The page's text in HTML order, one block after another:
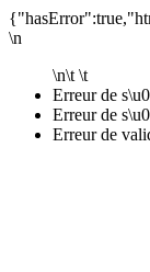
\n
\n\t \t
Erreur de
Erreur de
Erreur de